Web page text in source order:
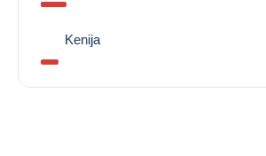
Kenija